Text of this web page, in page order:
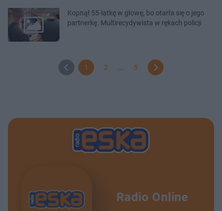
Kopnął 55-latkę w głowę, bo otarła się o jego
partnerkę. Multirecydywista w rękach policji
1 2 5
Radio Online